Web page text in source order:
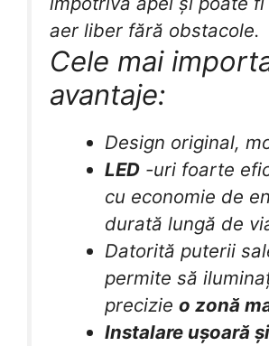
aer liber fără obstacole.
Cele mai
avantaje:
Design original,
LED -uri foarte
cu economie de
durată lungă de
Datorită puterii
permite să
precizieo zonă
Instalare ușoară și